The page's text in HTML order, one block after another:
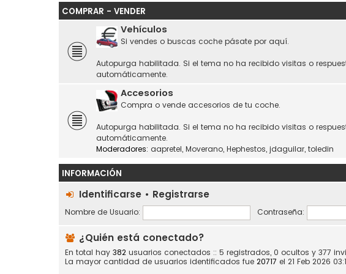
COMPRAR - VENDER
Vehículos
Si vendes o buscas coche pásate por aquí.
Autopurga habilitada. Si el tema no ha recibido visitas o
automáticamente.
Accesorios
Compra o vende accesorios de tu coche.
Autopurga habilitada. Si el tema no ha recibido visitas o
automáticamente.
Moderadores: aapretel, Moverano, Hephestos, jdaguilar, toledin
INFORMACIÓN
Identificarse • Registrarse
Nombre de Usuario: Contraseña:
¿Quién está conectado?
En total hay 382 usuarios conectados :: 5 registrados, 0 ocultos y 377
La mayor cantidad de usuarios identificados fue 20717 el 21 Feb 2026